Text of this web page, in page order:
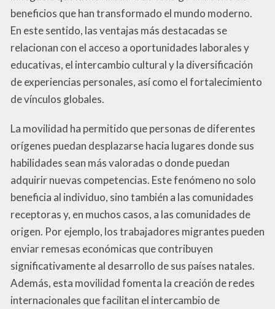
beneficios que han transformado el mundo moderno.
En este sentido, las ventajas más destacadas se
relacionan con el acceso a oportunidades laborales y
educativas, el intercambio cultural y la diversificación
de experiencias personales, así como el fortalecimiento
de vínculos globales.
La movilidad ha permitido que personas de diferentes
orígenes puedan desplazarse hacia lugares donde sus
habilidades sean más valoradas o donde puedan
adquirir nuevas competencias. Este fenómeno no solo
beneficia al individuo, sino también a las comunidades
receptoras y, en muchos casos, a las comunidades de
origen. Por ejemplo, los trabajadores migrantes pueden
enviar remesas económicas que contribuyen
significativamente al desarrollo de sus países natales.
Además, esta movilidad fomenta la creación de redes
internacionales que facilitan el intercambio de